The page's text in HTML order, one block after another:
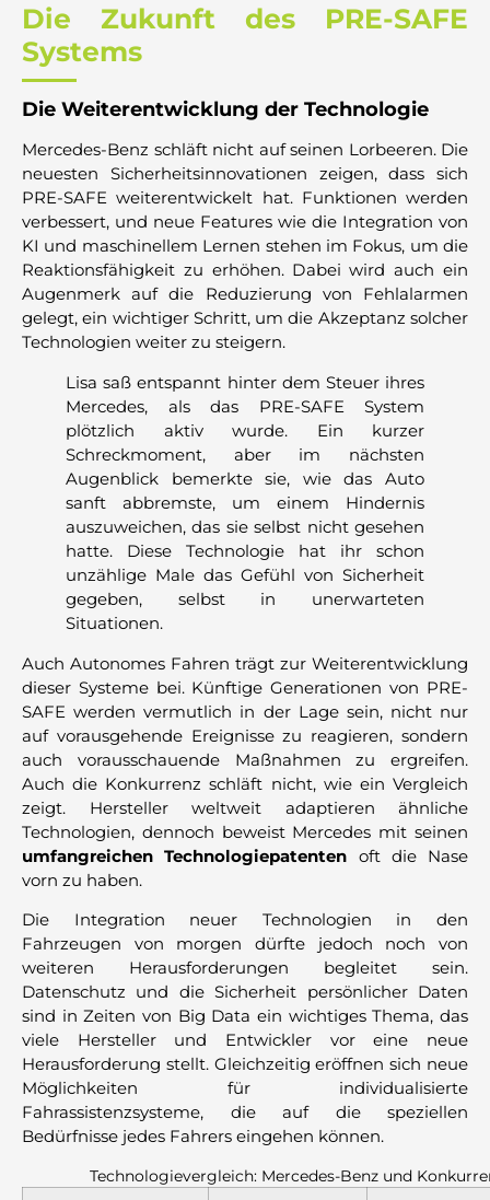
Die Zukunft des PRE-SAFE
Systems
Die Weiterentwicklung der Technologie
Mercedes-Benz schläft nicht auf seinen Lorbeeren. Die
neuesten Sicherheitsinnovationen zeigen, dass sich
PRE-SAFE weiterentwickelt hat. Funktionen werden
verbessert, und neue Features wie die Integration von
KI und maschinellem Lernen stehen im Fokus, um die
Reaktionsfähigkeit zu erhöhen. Dabei wird auch ein
Augenmerk auf die Reduzierung von Fehlalarmen
gelegt, ein wichtiger Schritt, um die Akzeptanz solcher
Technologien weiter zu steigern.
Lisa saß entspannt hinter dem Steuer ihres
Mercedes, als das PRE-SAFE System
plötzlich aktiv wurde. Ein kurzer
Schreckmoment, aber im nächsten
Augenblick bemerkte sie, wie das Auto
sanft abbremste, um einem Hindernis
auszuweichen, das sie selbst nicht gesehen
hatte. Diese Technologie hat ihr schon
unzählige Male das Gefühl von Sicherheit
gegeben, selbst in unerwarteten
Situationen.
Auch Autonomes Fahren trägt zur Weiterentwicklung
dieser Systeme bei. Künftige Generationen von PRE-
SAFE werden vermutlich in der Lage sein, nicht nur
auf vorausgehende Ereignisse zu reagieren, sondern
auch vorausschauende Maßnahmen zu ergreifen.
Auch die Konkurrenz schläft nicht, wie ein Vergleich
zeigt. Hersteller weltweit adaptieren ähnliche
Technologien, dennoch beweist Mercedes mit seinen
umfangreichen Technologiepatenten oft die Nase
vorn zu haben.
Die Integration neuer Technologien in den
Fahrzeugen von morgen dürfte jedoch noch von
weiteren Herausforderungen begleitet sein.
Datenschutz und die Sicherheit persönlicher Daten
sind in Zeiten von Big Data ein wichtiges Thema, das
viele Hersteller und Entwickler vor eine neue
Herausforderung stellt. Gleichzeitig eröffnen sich neue
Möglichkeiten für individualisierte
Fahrassistenzsysteme, die auf die speziellen
Bedürfnisse jedes Fahrers eingehen können.
Technologievergleich: Mercedes-Benz und